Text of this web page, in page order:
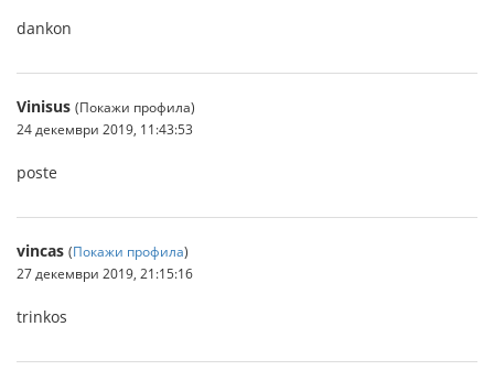
dankon
Vinisus (Покажи профила)
24 декември 2019, 11:43:53
poste
vincas (Покажи профила)
27 декември 2019, 21:15:16
trinkos